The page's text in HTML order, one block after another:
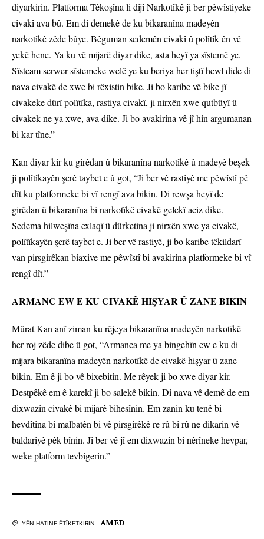
diyarkirin. Platforma Têkoşîna li dijî Narkotîkê ji ber pêwîstiyeke
civakî ava bû. Em di demekê de ku bikaranîna madeyên
narkotîkê zêde bûye. Bêguman sedemên civakî û polîtîk ên vê
yekê hene. Ya ku vê mijarê diyar dike, asta heyî ya sîstemê ye.
Sîsteam serwer sîstemeke welê ye ku beriya her tiştî hewl dide di
nava civakê de xwe bi rêxistin bike. Ji bo karibe vê bike jî
civakeke dûrî polîtîka, rastiya civakî, ji nirxên xwe qutbûyî û
civakek ne ya xwe, ava dike. Ji bo avakirina vê jî hin argumanan
bi kar tîne.”
Kan diyar kir ku girêdan û bikaranîna narkotîkê û madeyê beşek
ji polîtîkayên şerê taybet e û got, “Ji ber vê rastiyê me pêwîstî pê
dît ku platformeke bi vî rengî ava bikin. Di rewşa heyî de
girêdan û bikaranîna bi narkotîkê civakê gelekî aciz dike.
Sedema hilweşîna exlaqî û dûrketina ji nirxên xwe ya civakê,
polîtîkayên şerê taybet e. Ji ber vê rastiyê, ji bo karibe têkildarî
van pirsgirêkan biaxive me pêwîstî bi avakirina platformeke bi vî
rengî dît.”
ARMANC EW E KU CIVAKÊ HIŞYAR Û ZANE BIKIN
Mûrat Kan anî ziman ku rêjeya bikaranîna madeyên narkotîkê
her roj zêde dibe û got, “Armanca me ya bingehîn ew e ku di
mijara bikaranîna madeyên narkotîkê de civakê hişyar û zane
bikin. Em ê ji bo vê bixebitin. Me rêyek ji bo xwe diyar kir.
Destpêkê em ê karekî ji bo salekê bikin. Di nava vê demê de em
dixwazin civakê bi mijarê bihesînin. Em zanin ku tenê bi
hevdîtina bi malbatên bi vê pirsgirêkê re rû bi rû ne dikarin vê
baldariyê pêk bînin. Ji ber vê jî em dixwazin bi nêrîneke hevpar,
weke platform tevbigerin.”
YÊN HATINE ÊTÎKETKIRIN AMED